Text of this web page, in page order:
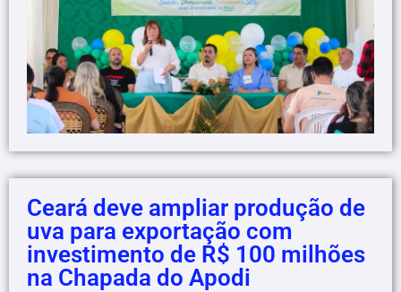
Ceará deve ampliar produção de
uva para exportação com
investimento de R$ 100 milhões
na Chapada do Apodi